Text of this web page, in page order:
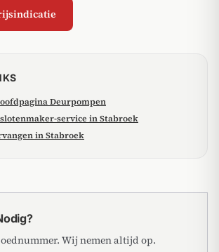
Deurpompen
service in Stabroek
in Stabroek
Wij nemen altijd op.